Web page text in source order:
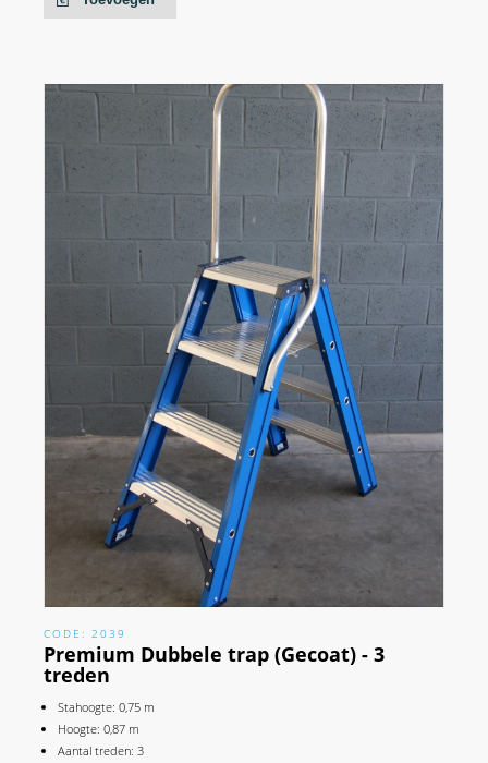
CODE: 2039
Premium Dubbele trap (Gecoat) - 3
treden
Stahoogte: 0,75 m
Hoogte: 0,87 m
Aantal treden: 3